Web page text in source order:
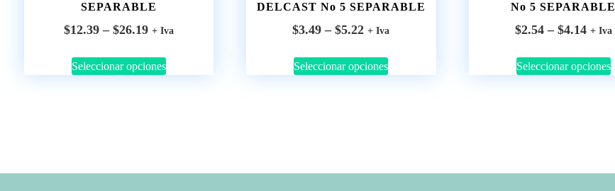
SEPARABLE
$12.39 – $26.19 + Iva
Seleccionar opciones
DELCAST No 5 SEPARABLE
$3.49 – $5.22 + Iva
Seleccionar opciones
No 5 SEPARABLE
$2.54 – $4.14 + Iva
Seleccionar opciones